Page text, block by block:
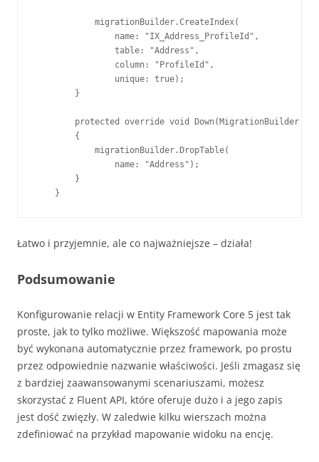
            migrationBuilder.CreateIndex(
                name: "IX_Address_ProfileId",
                table: "Address",
                column: "ProfileId",
                unique: true);
        }
protected override void Down(MigrationBuilder
        {
            migrationBuilder.DropTable(
                name: "Address");
        }
    }
Łatwo i przyjemnie, ale co najważniejsze – działa!
Podsumowanie
Konfigurowanie relacji w Entity Framework Core 5 jest tak
proste, jak to tylko możliwe. Większość mapowania może
być wykonana automatycznie przez framework, po prostu
przez odpowiednie nazwanie właściwości. Jeśli zmagasz się
z bardziej zaawansowanymi scenariuszami, możesz
skorzystać z Fluent API, które oferuje dużo i a jego zapis
jest dość zwięzły. W zaledwie kilku wierszach można
zdefiniować na przykład mapowanie widoku na encję.